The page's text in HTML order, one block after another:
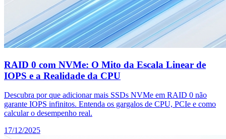
RAID 0 com NVMe: O Mito da Escala Linear de
IOPS e a Realidade da CPU
Descubra por que adicionar mais SSDs NVMe em RAID 0 não
garante IOPS infinitos. Entenda os gargalos de CPU, PCIe e como
calcular o desempenho real.
17/12/2025